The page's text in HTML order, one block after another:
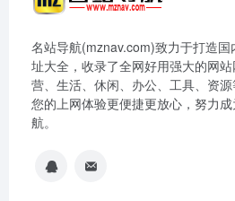
名站导航(mznav.com)致力于打造
址大全，收录了全网好用强大的网
营、生活、休闲、办公、工具、资
您的上网体验更便捷更放心，努力
航。